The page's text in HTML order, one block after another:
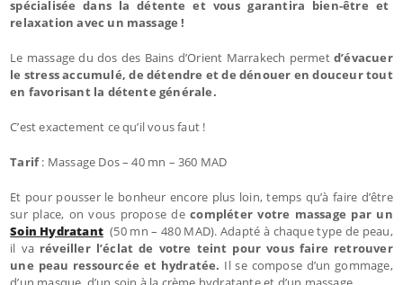
spécialisée dans la détente et vous garantira bien-être et
relaxation avec un massage !
Le massage du dos des Bains d’Orient Marrakech permetd’évacuer
le stress accumulé, de détendre et de dénouer en douceur tout
en favorisant la détente générale.
C’est exactement ce qu’il vous faut !
Tarif: Massage Dos – 40 mn – 360 MAD
Et pour pousser le bonheur encore plus loin, temps qu’à faire d’être
sur place, on vous propose decompléter votre massage par un
Soin Hydratant (50 mn – 480 MAD). Adapté à chaque type de peau,
il va réveiller l’éclat de votre teint pour vous faire retrouver
une peau ressourcée et hydratée. Il se compose d’un gommage,